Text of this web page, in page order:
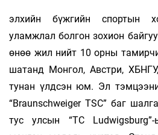
элхийн бүжгийн спортын
уламжлал болгон зохион
өнөө жил нийт 10 орны
шатанд Монгол, Австри,
тунан үлдсэн юм. Эл
“Braunschweiger TSC” баг
тус улсын “TC